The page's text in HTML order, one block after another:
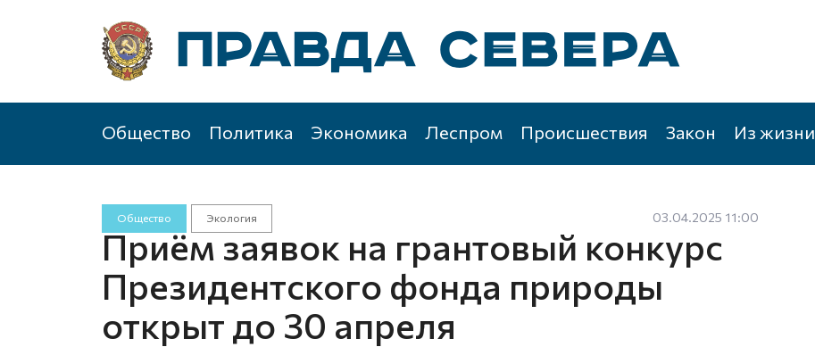
Общество Политика Экономика Леспром Происшествия Закон Из жизни
Общество Экология 03.04.2025 11:00
Приём заявок на грантовый конкурс
Президентского фонда природы
открыт до 30 апреля